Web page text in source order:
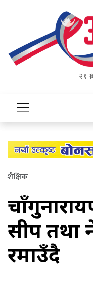
२१
शैक्षिक
सीप तथा
रमाउँदै